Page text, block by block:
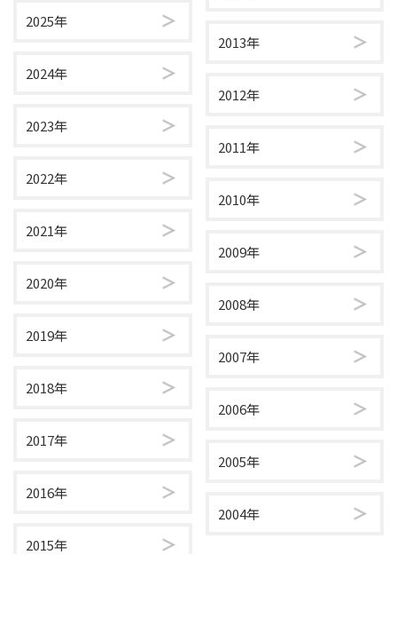
2025年
2024年
2023年
2022年
2021年
2020年
2019年
2018年
2017年
2016年
2015年
2013年
2012年
2011年
2010年
2009年
2008年
2007年
2006年
2005年
2004年